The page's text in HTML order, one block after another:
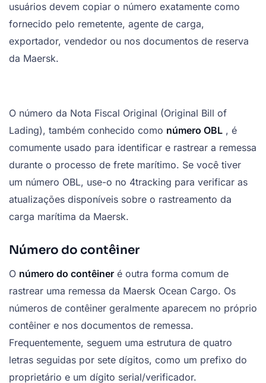
usuários devem copiar o número exatamente como
fornecido pelo remetente, agente de carga,
exportador, vendedor ou nos documentos de reserva
da Maersk.
O número da Nota Fiscal Original (Original Bill of
Lading), também conhecido como número OBL , é
comumente usado para identificar e rastrear a remessa
durante o processo de frete marítimo. Se você tiver
um número OBL, use-o no 4tracking para verificar as
atualizações disponíveis sobre o rastreamento da
carga marítima da Maersk.
Número do contêiner
O número do contêiner é outra forma comum de
rastrear uma remessa da Maersk Ocean Cargo. Os
números de contêiner geralmente aparecem no próprio
contêiner e nos documentos de remessa.
Frequentemente, seguem uma estrutura de quatro
letras seguidas por sete dígitos, como um prefixo do
proprietário e um dígito serial/verificador.